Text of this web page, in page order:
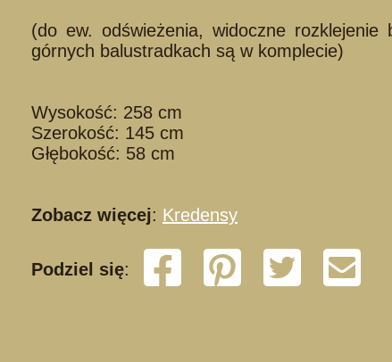
(do ew. odświeżenia, widoczne
górnych balustradkach są w komplecie)
Wysokość: 258 cm
Szerokość: 145 cm
Głębokość: 58 cm
Zobacz więcej: Kredensy
Podziel się: